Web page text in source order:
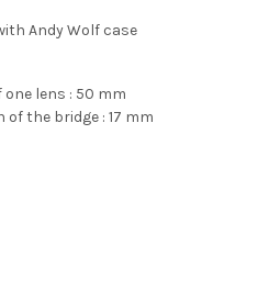
Andy Wolf case
one lens : 50 mm
the bridge : 17 mm